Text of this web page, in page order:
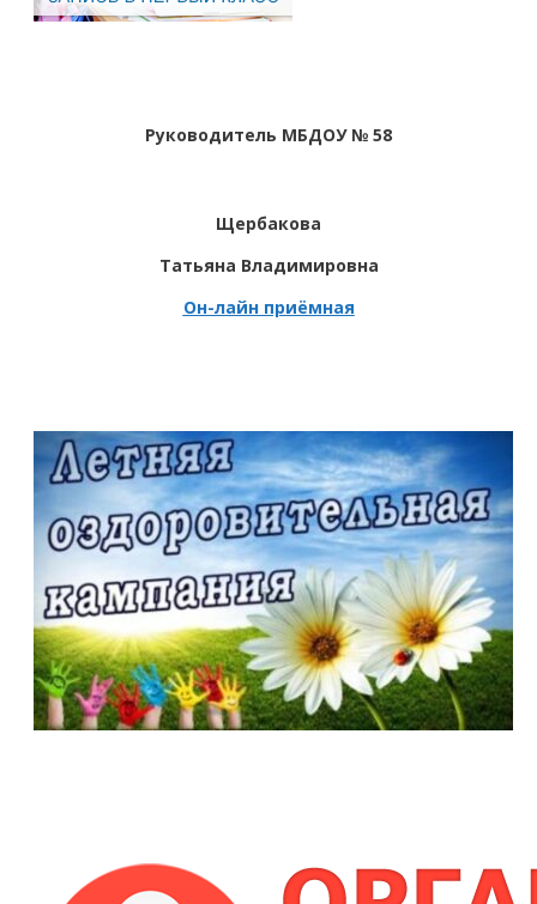
Руководитель МБДОУ № 58
Щербакова
Татьяна Владимировна
Он-лайн приёмная